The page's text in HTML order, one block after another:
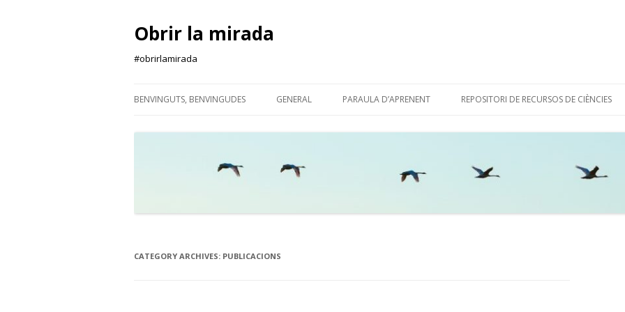
Obrir la mirada
#obrirlamirada
to
BENVINGUTS, BENVINGUDES GENERAL PARAULA D’APRENENT REPOSITORI DE RECURSOS DE CIÈNCIES
CATEGORY ARCHIVES: PUBLICACIONS